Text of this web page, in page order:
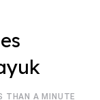
THAN A MINUTE